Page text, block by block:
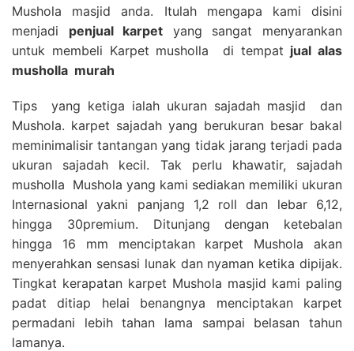
Mushola masjid anda. Itulah mengapa kami disini
menjadi penjual karpet yang sangat menyarankan
untuk membeli Karpet musholla di tempat jual alas
musholla murah
Tips yang ketiga ialah ukuran sajadah masjid dan
Mushola. karpet sajadah yang berukuran besar bakal
meminimalisir tantangan yang tidak jarang terjadi pada
ukuran sajadah kecil. Tak perlu khawatir, sajadah
musholla Mushola yang kami sediakan memiliki ukuran
Internasional yakni panjang 1,2 roll dan lebar 6,12,
hingga 30premium. Ditunjang dengan ketebalan
hingga 16 mm menciptakan karpet Mushola akan
menyerahkan sensasi lunak dan nyaman ketika dipijak.
Tingkat kerapatan karpet Mushola masjid kami paling
padat ditiap helai benangnya menciptakan karpet
permadani lebih tahan lama sampai belasan tahun
lamanya.